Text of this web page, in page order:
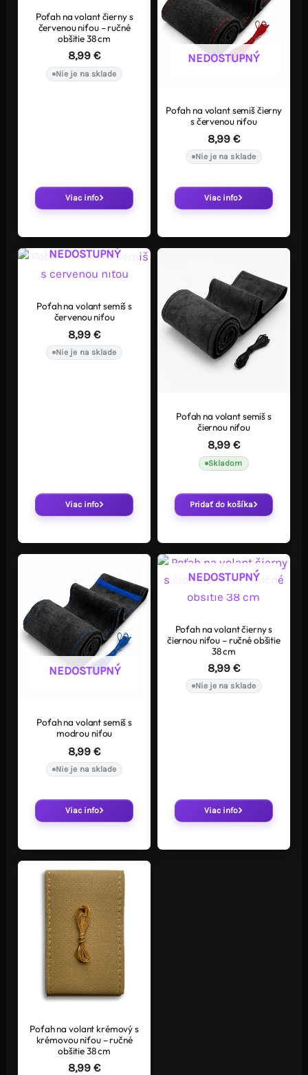
Poťah na volant čierny s
červenou niťou – ručné
obšitie 38 cm
8,99€
Nie je na sklade
Viac info
NEDOSTUPNÝ
Poťah na volant semiš čierny
s červenou niťou
8,99 €
Nie je na sklade
Viac info
NEDOSTUPNÝ
Poťah na volant semiš s
červenou niťou
8,99€
Nie je na sklade
Viac info
Poťah na volant semiš s
čiernou niťou
8,99 €
Skladom
Pridať do košíka
NEDOSTUPNÝ
Poťah na volant semiš s
modrou niťou
8,99€
Nie je na sklade
Viac info
NEDOSTUPNÝ
Poťah na volant čierny s
čiernou niťou – ručné obšitie
38 cm
8,99 €
Nie je na sklade
Viac info
Poťah na volant krémový s
krémovou niťou – ručné
obšitie 38 cm
8,99€